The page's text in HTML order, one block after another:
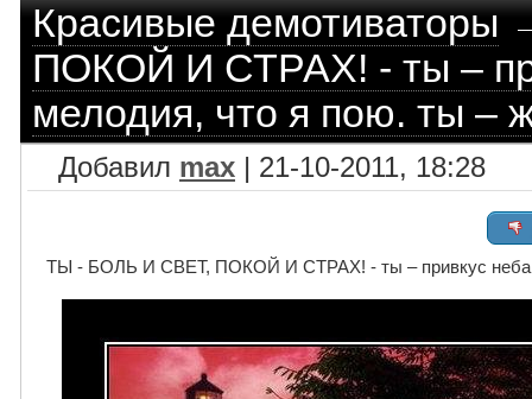
Красивые демотиваторы
ПОКОЙ И СТРАХ! - ты –
мелодия, что я пою. ты –
Добавил max | 21-10-2011, 18:28
ТЫ - БОЛЬ И СВЕТ, ПОКОЙ И СТРАХ! - ты – привкус неба